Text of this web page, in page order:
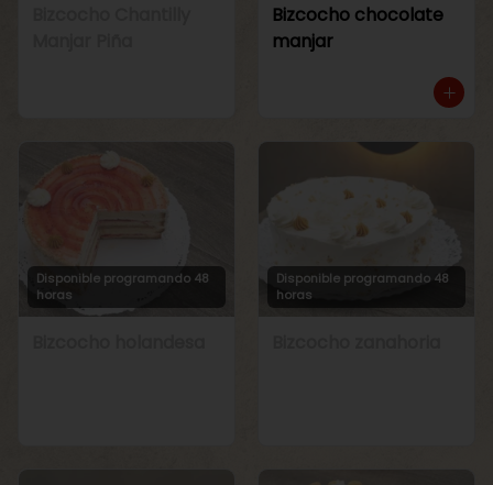
Bizcocho chocolate
manjar
Disponible programando 48
horas
Disponible programando 48
horas